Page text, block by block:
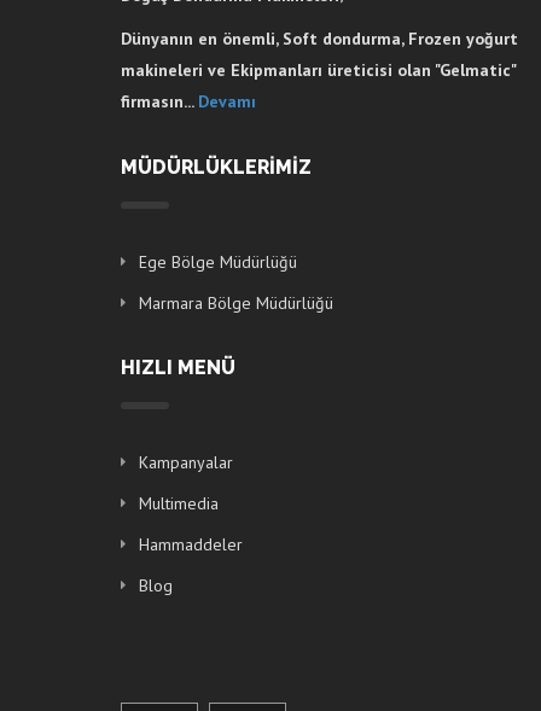
Dünyanın en önemli, Soft dondurma, Frozen yoğurt
makineleri ve Ekipmanları üreticisi olan "Gelmatic"
firmasın... Devamı
MÜDÜRLÜKLERİMİZ
Ege Bölge Müdürlüğü
Marmara Bölge Müdürlüğü
HIZLI MENÜ
Kampanyalar
Multimedia
Hammaddeler
Blog